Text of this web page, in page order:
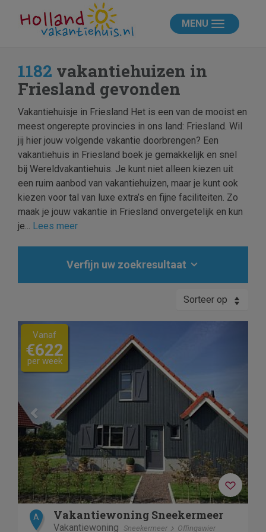
MENU
1182 vakantiehuizen in
Friesland gevonden
Vakantiehuisje in Friesland Het is een van de mooist en
meest ongerepte provincies in ons land: Friesland. Wil
jij hier jouw volgende vakantie doorbrengen? Een
vakantiehuis in Friesland boek je gemakkelijk en snel
bij Wereldvakantiehuis. Je kunt niet alleen kiezen uit
een ruim aanbod van vakantiehuizen, maar je kunt ook
kiezen voor tal van luxe extra’s en fijne faciliteiten. Zo
maak je jouw vakantie in Friesland onvergetelijk en kun
je... Lees meer
Verfijn uw zoekresultaat
Sorteer op
Previous
Vanaf
€622
per week
A Vakantiewoning Sneekermeer
Vakantiewoning Sneekermeer Offingawier